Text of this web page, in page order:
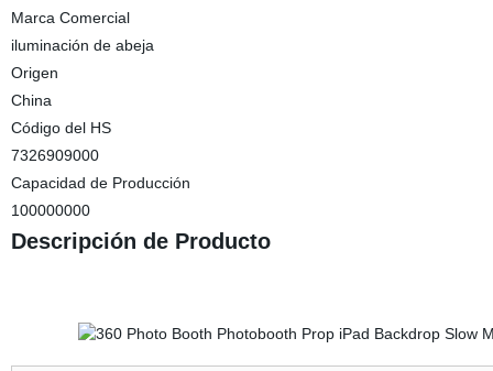
Marca Comercial
iluminación de abeja
Origen
China
Código del HS
7326909000
Capacidad de Producción
100000000
Descripción de Producto